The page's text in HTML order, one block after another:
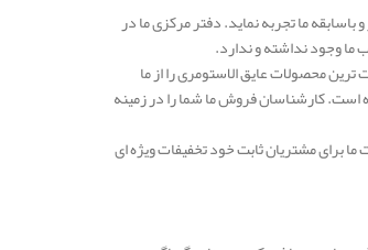
ما تجربه نماید. دفتر مرکزی ما در
وجود نداشته و ندارد.
محصولات عایق الاستومری را از ما
کارشناسان فروش ما شما را در زمینه
برای مشتریان ثابت خود تخفیفات ویژه ای